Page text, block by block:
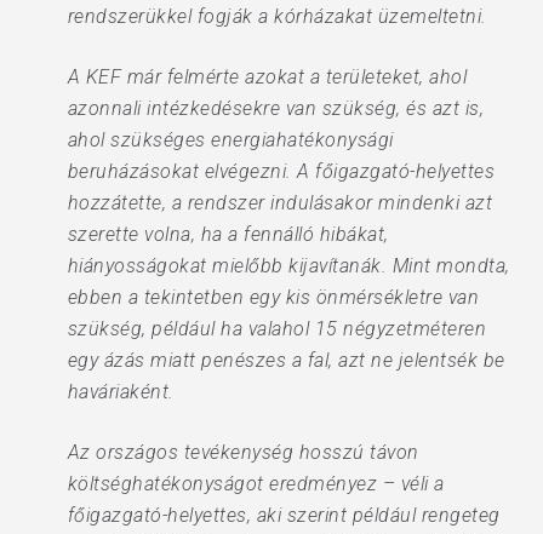
rendszerükkel fogják a kórházakat üzemeltetni.
A KEF már felmérte azokat a területeket, ahol
azonnali intézkedésekre van szükség, és azt is,
ahol szükséges energiahatékonysági
beruházásokat elvégezni. A főigazgató-helyettes
hozzátette, a rendszer indulásakor mindenki azt
szerette volna, ha a fennálló hibákat,
hiányosságokat mielőbb kijavítanák. Mint mondta,
ebben a tekintetben egy kis önmérsékletre van
szükség, például ha valahol 15 négyzetméteren
egy ázás miatt penészes a fal, azt ne jelentsék be
haváriaként.
Az országos tevékenység hosszú távon
költséghatékonyságot eredményez – véli a
főigazgató-helyettes, aki szerint például rengeteg